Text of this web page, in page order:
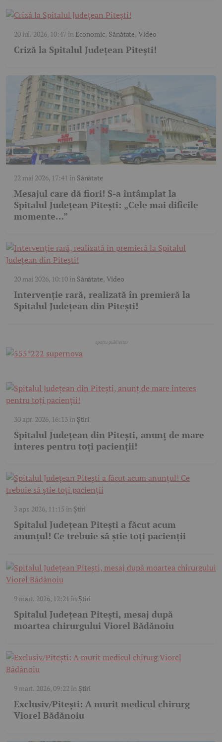
20 iul. 2026, 10:47în Economic, Sănătate,Video
Criză la Spitalul Județean Pitești!
22 mai 2026, 17:41 în Sănătate
Mesajul care dă fiori! S-a întâmplat la
Spitalul Județean Pitești: „Cele mai dificile
momente…”
20 mai 2026, 10:10în Sănătate, Video
Intervenție rară, realizată în premieră la
Spitalul Județean din Pitești!
30 apr. 2026, 16:13în Știri
Spitalul Județean din Pitești, anunț de mare
interes pentru toți pacienții!
3 apr. 2026, 11:15 în Știri
Spitalul Județean Pitești a făcut acum
anunțul! Ce trebuie să știe toți pacienții
9 mart. 2026, 12:21 în Știri
Spitalul Județean Pitești, mesaj după
moartea chirurgului Viorel Bădănoiu
9 mart. 2026, 09:22 în Știri
Exclusiv/Pitești: A murit medicul chirurg
Viorel Bădănoiu